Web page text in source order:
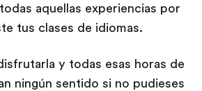
aquellas experiencias por
tus clases de idiomas.
y todas esas horas de
ningún sentido si no pudieses